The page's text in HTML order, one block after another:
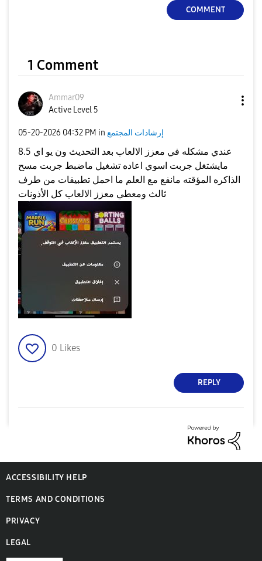
COMMENT
1 Comment
Ammar09
Active Level 5
‎05-20-2026 04:32 PM in إرشادات المجتمع
عندي مشكله في معزز الالعاب بعد التحديث ون يو اي 8.5
مايشتغل جربت اسوي اعاده تشغيل ماضبط جربت مسح
الذاكره المؤقته مانفع مع العلم ما احمل تطبيقات من طرف
ثالث ومعطي معزز الالعاب كل الأذونات
0 Likes
REPLY
ACCESSIBILITY HELP
TERMS AND CONDITIONS
PRIVACY
LEGAL